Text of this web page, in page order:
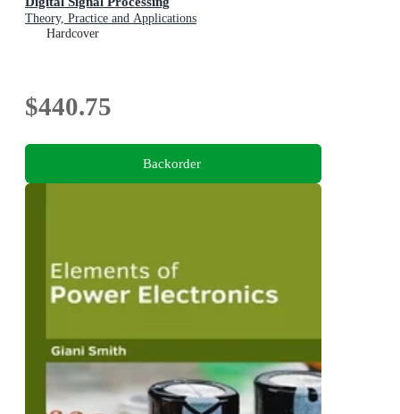
Theory, Practice and Applications
Hardcover
$440.75
Backorder